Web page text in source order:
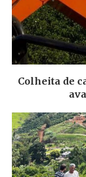
Colheita de